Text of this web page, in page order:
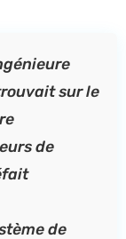
sur le
de
de